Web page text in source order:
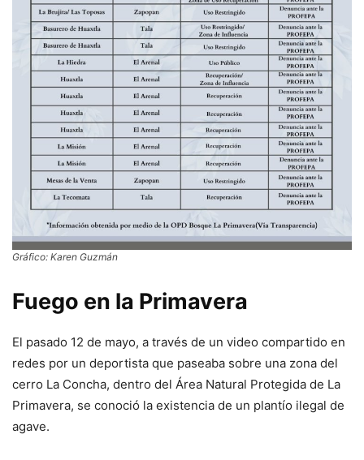
Gráfico: Karen Guzmán
Fuego en la Primavera
El pasado 12 de mayo, a través de un video compartido en
redes por un deportista que paseaba sobre una zona del
cerro La Concha, dentro del Área Natural Protegida de La
Primavera, se conoció la existencia de un plantío ilegal de
agave.